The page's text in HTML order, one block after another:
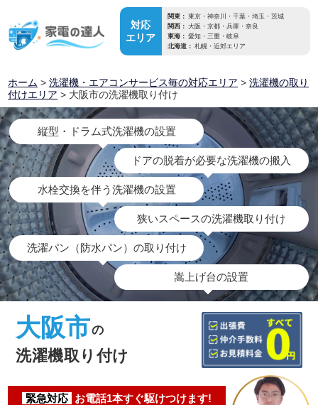
対応
エリア
関東： 東京・神奈川・千葉・埼玉・茨城
関西： 大阪・京都・兵庫・奈良
東海： 愛知・三重・岐阜
北海道： 札幌・近郊エリア
ホーム >洗濯機・エアコンサービス毎の対応エリア >洗濯機の取り
付けエリア > 大阪市の洗濯機取り付け
縦型・ドラム式洗濯機の設置
ドアの脱着が必要な洗濯機の搬入
水栓交換を伴う洗濯機の設置
狭いスペースの洗濯機取り付け
洗濯パン（防水パン）の取り付け
嵩上げ台の設置
大阪市の
洗濯機取り付け
緊急対応 お電話1本すぐ駆けつけます!